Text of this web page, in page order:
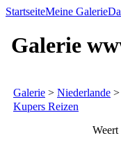
StartseiteMeine Galerie
Galerie
Galerie > Niederlande >
Kupers Reizen
Weert